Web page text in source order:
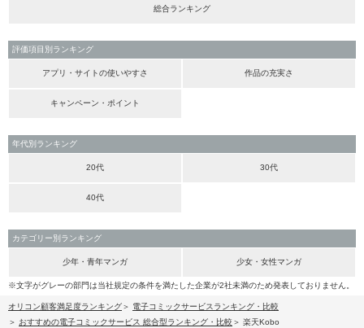
総合ランキング
評価項目別ランキング
アプリ・サイトの使いやすさ 作品の充実さ
キャンペーン・ポイント
年代別ランキング
20代 30代
40代
カテゴリー別ランキング
少年・青年マンガ 少女・女性マンガ
※文字がグレーの部門は当社規定の条件を満たした企業が2社未満のため発表しておりません。
オリコン顧客満足度ランキング
電子コミックサービスランキング・比較
おすすめの電子コミックサービス 総合型ランキング・比較
楽天Kobo